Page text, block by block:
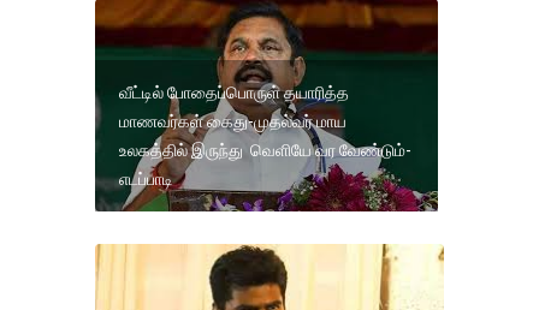
வீட்டில் போதைப்பொருள் தயாரித்த
மாணவர்கள் கைது-முதல்வர் மாய
உலகத்தில் இருந்து வெளியே வர வேண்டும்-
எடப்பாடி